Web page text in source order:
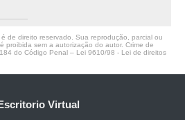
Barra dos Coqueiros
Imaculada
contato Conde
de direito reservado. Sua reprodução, parcial ou
proibida sem a autorização do autor. Crime de
do Código Penal – Lei 9610/98 - Lei de direitos
Virtual